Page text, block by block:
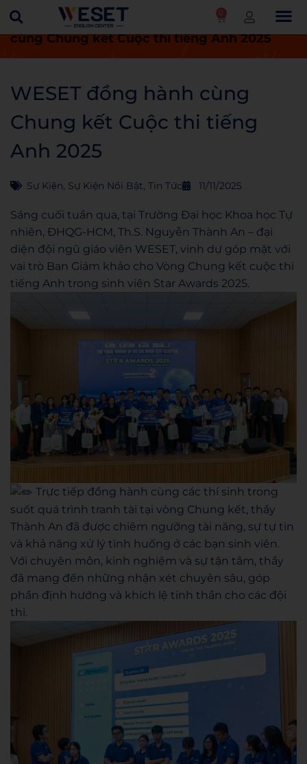
0
Trang chủ Tin tức
WESET đồng hành
cùng Chung kết Cuộc thi tiếng Anh 2025
WESET đồng hành cùng
Chung kết Cuộc thi tiếng
Anh 2025
Sự Kiện, Sự Kiện Nổi Bật, Tin Tức 11/11/2025
Sáng cuối tuần qua, tại Trường Đại học Khoa học Tự
nhiên, ĐHQG-HCM, Th.S. Nguyễn Thành An – đại
diện đội ngũ giáo viên WESET, vinh dự góp mặt với
vai trò Ban Giám khảo cho Vòng Chung kết cuộc thi
tiếng Anh trong sinh viên Star Awards 2025.
Trực tiếp đồng hành cùng các thí sinh trong
suốt quá trình tranh tài tại vòng Chung kết, thầy
Thành An đã được chiêm ngưỡng tài năng, sự tự tin
và khả năng xử lý tình huống ở các bạn sinh viên.
Với chuyên môn, kinh nghiệm và sự tận tâm, thầy
đã mang đến những nhận xét chuyên sâu, góp
phần định hướng và khích lệ tinh thần cho các đội
thi.